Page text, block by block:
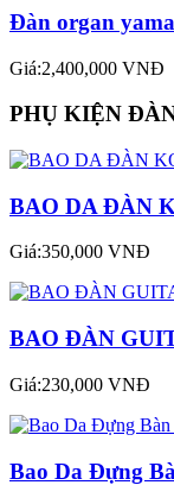
Đàn organ
Giá:2,400,000 VNĐ
PHỤ KIỆN
BAO DA ĐÀN
Giá:350,000 VNĐ
BAO ĐÀN
Giá:230,000 VNĐ
Bao Da Đựng